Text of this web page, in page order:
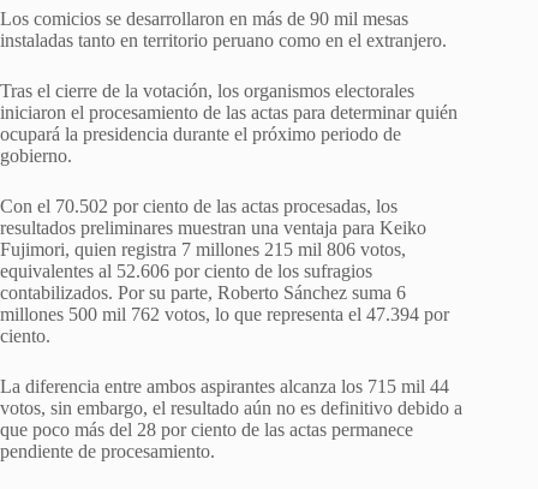
Los comicios se desarrollaron en más de 90 mil mesas
instaladas tanto en territorio peruano como en el extranjero.
Tras el cierre de la votación, los organismos electorales
iniciaron el procesamiento de las actas para determinar quién
ocupará la presidencia durante el próximo periodo de
gobierno.
Con el 70.502 por ciento de las actas procesadas, los
resultados preliminares muestran una ventaja para Keiko
Fujimori, quien registra 7 millones 215 mil 806 votos,
equivalentes al 52.606 por ciento de los sufragios
contabilizados. Por su parte, Roberto Sánchez suma 6
millones 500 mil 762 votos, lo que representa el 47.394 por
ciento.
La diferencia entre ambos aspirantes alcanza los 715 mil 44
votos, sin embargo, el resultado aún no es definitivo debido a
que poco más del 28 por ciento de las actas permanece
pendiente de procesamiento.